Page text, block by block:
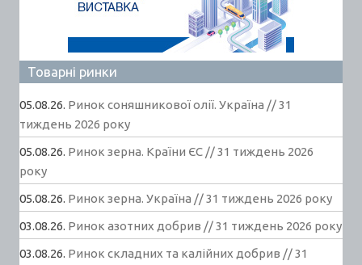
Товарні ринки
05.08.26. Ринок соняшникової олії. Україна // 31
тиждень 2026 року
05.08.26. Ринок зерна. Країни ЄС // 31 тиждень 2026
року
05.08.26. Ринок зерна. Україна // 31 тиждень 2026 року
03.08.26. Ринок азотних добрив // 31 тиждень 2026 року
03.08.26. Ринок складних та калійних добрив // 31